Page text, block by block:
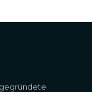
gegründete